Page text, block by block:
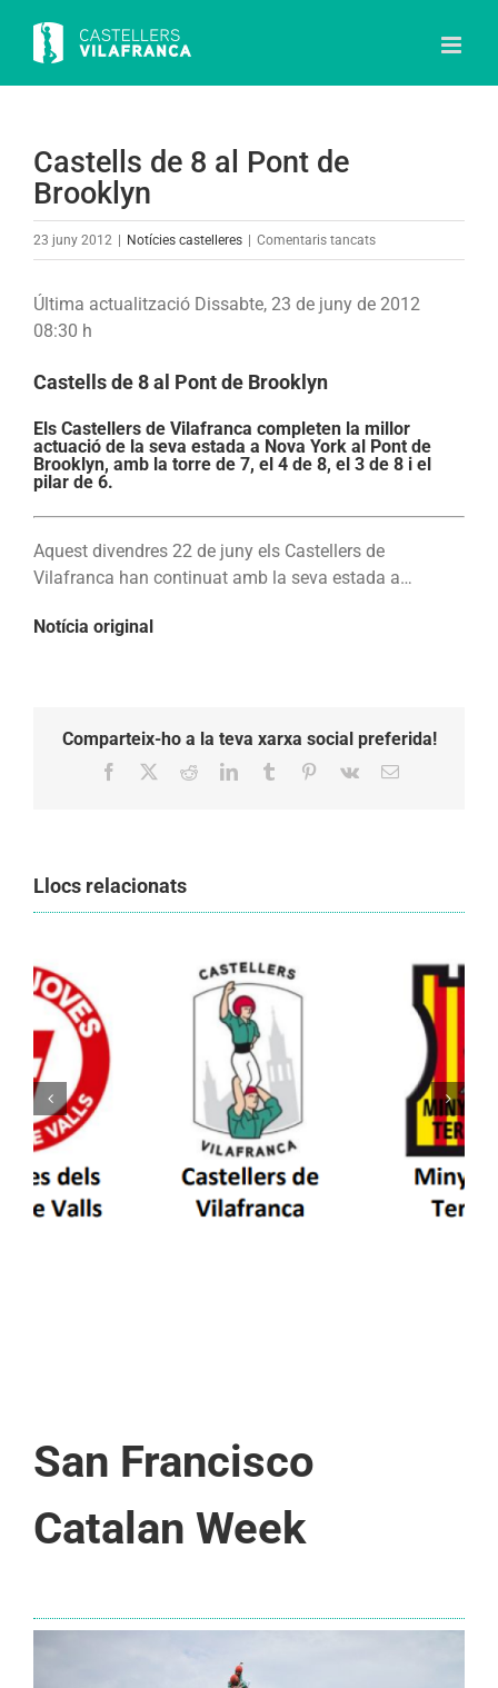
content
Castells de 8 al Pont de
Brooklyn
23 juny 2012 Notícies castelleres Comentaris tancatsa
Brooklyn
Última actualització Dissabte, 23 de juny de 2012
08:30 h
Castells de 8 al Pont de Brooklyn
Els Castellers de Vilafranca completen la millor
actuació de la seva estada a Nova York al Pont de
Brooklyn, amb la torre de 7, el 4 de 8, el 3 de 8 i el
pilar de 6.
Aquest divendres 22 de juny els Castellers de
Vilafranca han continuat amb la seva estada a…
Notícia original
Comparteix-ho a la teva xarxa social preferida!
Facebook RedditLinkedInTumblr Pinterest
Vk Email:
Llocs relacionats
Els Castellers de Vilafranca unieixen tradició i
patrimoni en un viatge de colla a la Vall
d’Aran i a la Vall de Boí
San Francisco
Catalan Week